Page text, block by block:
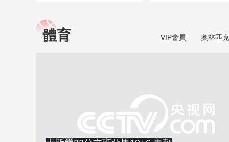
體育 VIP會員 奧林匹